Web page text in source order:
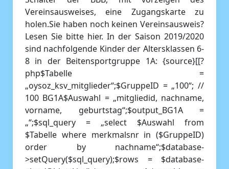
Vereinsausweises, eine Zugangskarte zu
holen.Sie haben noch keinen Vereinsausweis?
Lesen Sie bitte hier. In der Saison 2019/2020
sind nachfolgende Kinder der Altersklassen 6-
8 in der Beitensportgruppe 1A: {source}[[?
php$Tabelle =
„oysoz_ksv_mitglieder“;$GruppeID = „100“; //
100 BG1A$Auswahl = „mitgliedid, nachname,
vorname, geburtstag“;$output_BG1A =
„“;$sql_query = „select $Auswahl from
$Tabelle where merkmalsnr in ($GruppeID)
order by nachname“;$database-
>setQuery($sql_query);$rows = $database-